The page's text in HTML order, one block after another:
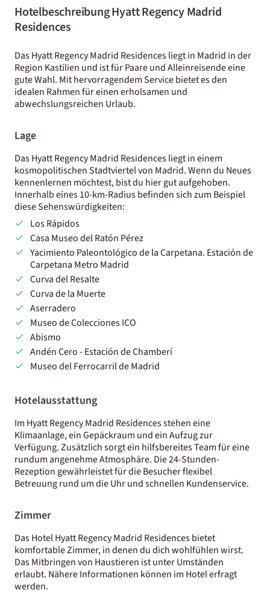
Hotelbeschreibung Hyatt Regency Madrid
Residences
Das Hyatt Regency Madrid Residences liegt in Madrid in der
Region Kastilien und ist für Paare und Alleinreisende eine
gute Wahl. Mit hervorragendem Service bietet es den
idealen Rahmen für einen erholsamen und
abwechslungsreichen Urlaub.
Lage
Das Hyatt Regency Madrid Residences liegt in einem
kosmopolitischen Stadtviertel von Madrid. Wenn du Neues
kennenlernen möchtest, bist du hier gut aufgehoben.
Innerhalb eines 10-km-Radius befinden sich zum Beispiel
diese Sehenswürdigkeiten:
Los Rápidos
Casa Museo del Ratón Pérez
Yacimiento Paleontológico de la Carpetana. Estación de
Carpetana Metro Madrid
Curva del Resalte
Curva de la Muerte
Aserradero
Museo de Colecciones ICO
Abismo
Andén Cero - Estación de Chamberí
Museo del Ferrocarril de Madrid
Hotelausstattung
Im Hyatt Regency Madrid Residences stehen eine
Klimaanlage, ein Gepäckraum und ein Aufzug zur
Verfügung. Zusätzlich sorgt ein hilfsbereites Team für eine
rundum angenehme Atmosphäre. Die 24-Stunden-
Rezeption gewährleistet für die Besucher flexibel
Betreuung rund um die Uhr und schnellen Kundenservice.
Zimmer
Das Hotel Hyatt Regency Madrid Residences bietet
komfortable Zimmer, in denen du dich wohlfühlen wirst.
Das Mitbringen von Haustieren ist unter Umständen
erlaubt. Nähere Informationen können im Hotel erfragt
werden.